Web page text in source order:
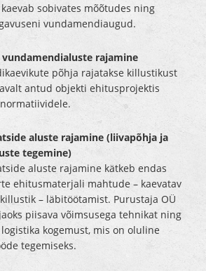
sobivates mõõtudes ning
vundamendiaugud.
rajamine
põhja rajatakse killustikust
antud objekti ehitusprojektis
aluste rajamine (liivapõhja ja
tegemine)
aluste rajamine kätkeb endas
ehitusmaterjali mahtude – kaevatav
– läbitöötamist. Purustaja OÜ
piisava võimsusega tehnikat ning
kogemust, mis on oluline
tegemiseks.